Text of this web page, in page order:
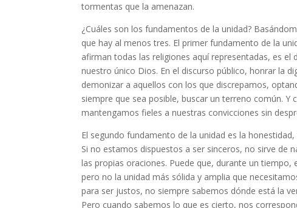
tormentas que la amenazan.
¿Cuáles son los fundamentos de la unidad?
que hay al menos tres. El primer fundamento de la
afirman todas las religiones aquí representadas, es
nuestro único Dios. En el discurso público, honrar la
demonizar a aquellos con los que discrepamos,
siempre que sea posible, buscar un terreno común.
mantengamos fieles a nuestras convicciones sin
El segundo fundamento de la unidad es la
Si no estamos dispuestos a ser sinceros, no sirve de
las propias oraciones. Puede que, durante un
pero no la unidad más sólida y amplia que
para ser justos, no siempre sabemos dónde está la
Pero cuando sabemos lo que es cierto, nos